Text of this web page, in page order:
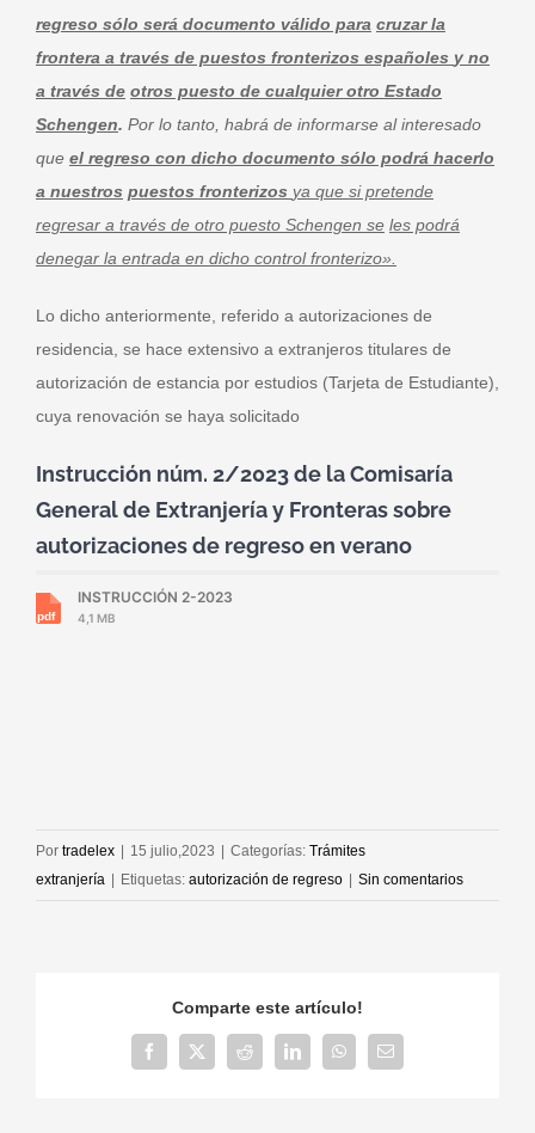
regreso sólo será documento válido para cruzar la
frontera a través de puestos fronterizos españoles y no
a través de otros puesto de cualquier otro Estado
Schengen. Por lo tanto, habrá de informarse al interesado
que el regreso con dicho documento sólo podrá hacerlo
a nuestros puestos fronterizos ya que si pretende
regresar a través de otro puesto Schengen se les podrá
denegar la entrada en dicho control fronterizo».
Lo dicho anteriormente, referido a autorizaciones de
residencia, se hace extensivo a extranjeros titulares de
autorización de estancia por estudios (Tarjeta de Estudiante),
cuya renovación se haya solicitado
Instrucción núm. 2/2023 de la Comisaría
General de Extranjería y Fronteras sobre
autorizaciones de regreso en verano
INSTRUCCIÓN 2-2023
4,1 MB
Por tradelex 15 julio,2023 Categorías: Trámites
extranjería
Etiquetas: autorización de regreso Sin comentarios
Comparte este artículo!
Facebook
X Reddit LinkedInWhatsAppCorreo
electrónico